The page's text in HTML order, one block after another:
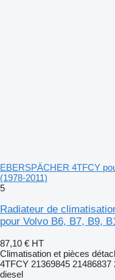
EBERSPÄCHER 4TFCY
(1978-2011)
5
Radiateur de
pour Volvo B6, B7, B9,
87,10 € HT
Climatisation et pièces
4TFCY 21369845 21486837
diesel